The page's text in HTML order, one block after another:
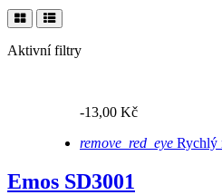
Aktivní filtry
-13,00 Kč
remove_red_eye Rychlý
Emos SD3001